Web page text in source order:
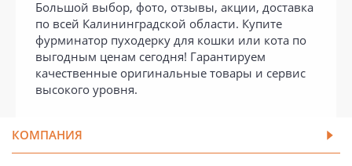
Большой выбор, фото, отзывы, акции, доставка
по всей Калининградской области. Купите
фурминатор пуходерку для кошки или кота по
выгодным ценам сегодня! Гарантируем
качественные оригинальные товары и сервис
высокого уровня.
КОМПАНИЯ